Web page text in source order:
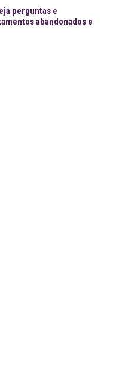
perguntas e
abandonados e